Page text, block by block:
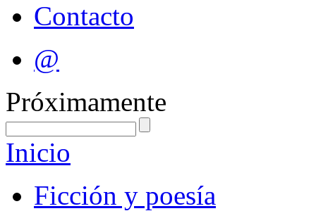
Contacto
@
Próximamente
Inicio
Ficción y poesía